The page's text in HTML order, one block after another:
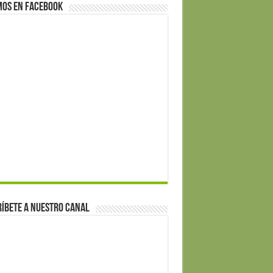
en Facebook
a nuestro canal